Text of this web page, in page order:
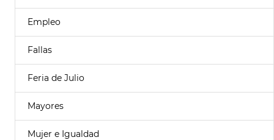
Empleo
Fallas
Feria de Julio
Mayores
Mujer e Igualdad